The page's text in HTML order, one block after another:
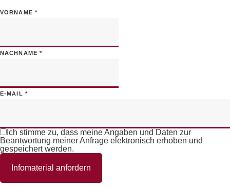
VORNAME *
NACHNAME*
E-MAIL *
Ich stimme zu, dass meine Angaben und Daten zur
Beantwortung meiner Anfrage elektronisch erhoben und
gespeichert werden.
Infomaterial anfordern